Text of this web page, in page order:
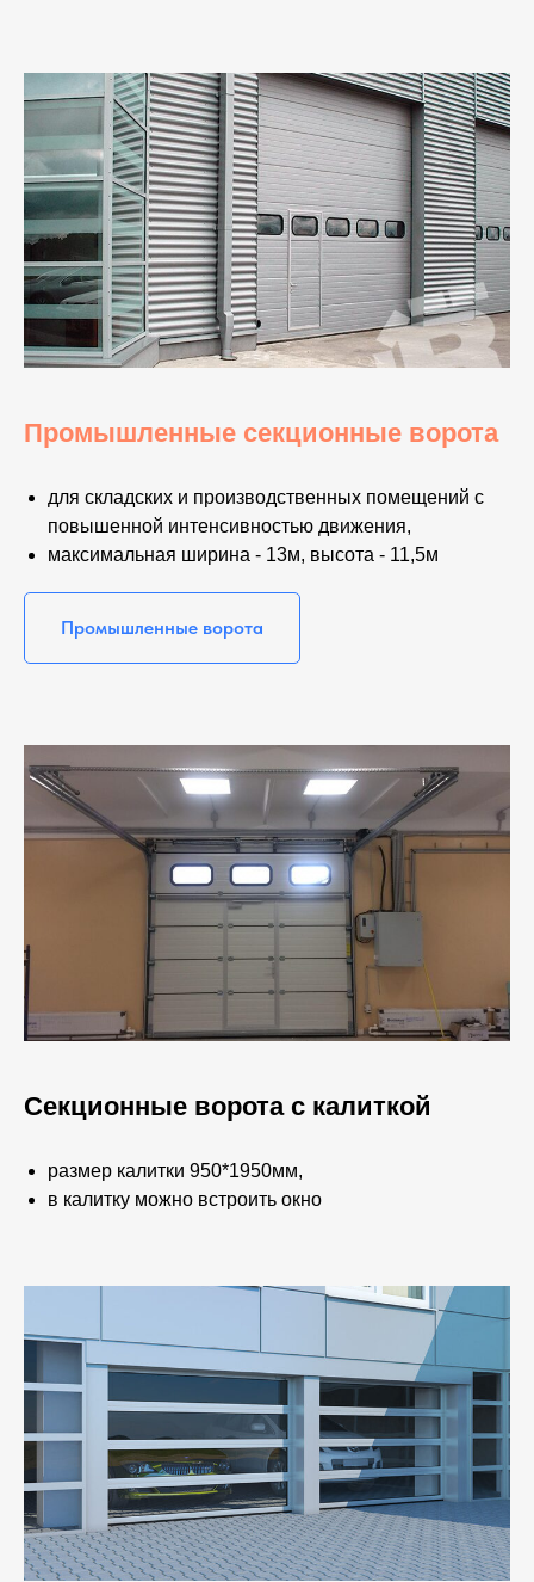
Промышленные секционные ворота
для складских и производственных помещений с
повышенной интенсивностью движения,
максимальная ширина - 13м, высота - 11,5м
Промышленные ворота
Секционные ворота с калиткой
размер калитки 950*1950мм,
в калитку можно встроить окно